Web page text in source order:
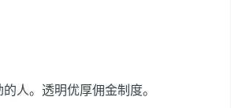
人。透明优厚佣金制度。